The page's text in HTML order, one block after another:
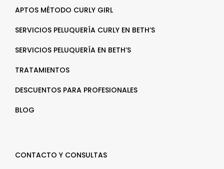
APTOS MÉTODO CURLY GIRL
SERVICIOS PELUQUERÍA CURLY EN BETH’S
SERVICIOS PELUQUERÍA EN BETH’S
TRATAMIENTOS
DESCUENTOS PARA PROFESIONALES
BLOG
CONTACTO Y CONSULTAS